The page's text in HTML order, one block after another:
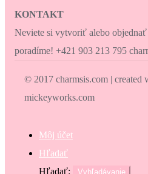
KONTAKT
Neviete si vytvoriť alebo
poradíme! +421 903 213 795
© 2017 charmsis.com | created
mickeyworks.com
Môj účet
Hľadať
Hľadať:
Vyhľadávanie